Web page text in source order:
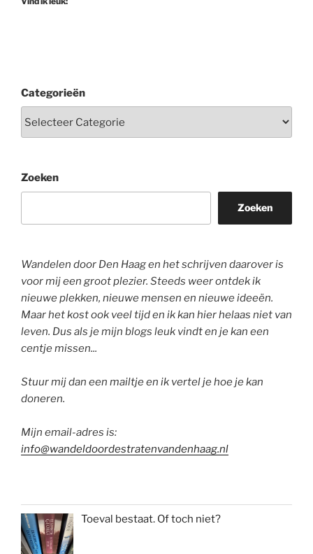
Categorieën
Zoeken
Zoeken
Wandelen door Den Haag en het schrijven daarover is
voor mij een groot plezier. Steeds weer ontdek ik
nieuwe plekken, nieuwe mensen en nieuwe ideeën.
Maar het kost ook veel tijd en ik kan hier helaas niet van
leven. Dus als je mijn blogs leuk vindt en je kan een
centje missen...
Stuur mij dan een mailtje en ik vertel je hoe je kan
doneren.
Mijn email-adres is:
info@wandeldoordestratenvandenhaag.nl
Toeval bestaat. Of toch niet?